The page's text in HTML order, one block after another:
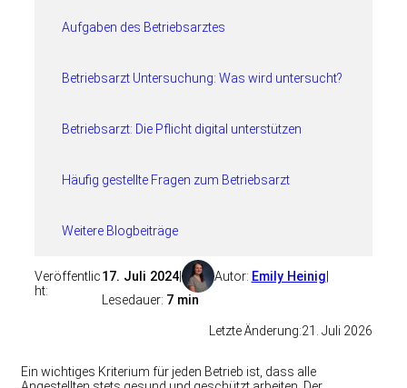
Aufgaben des Betriebsarztes
Betriebsarzt Untersuchung: Was wird untersucht?
Betriebsarzt: Die Pflicht digital unterstützen
Häufig gestellte Fragen zum Betriebsarzt
Weitere Blogbeiträge
Veröffentlic
ht:
17. Juli 2024| Autor: Emily Heinig
Lesedauer: 7 min
Letzte Änderung:21. Juli 2026
Ein wichtiges Kriterium für jeden Betrieb ist, dass alle